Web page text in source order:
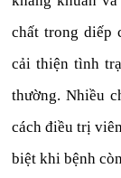
chất trong diếp
cải thiện tình
thường. Nhiều
cách điều trị
biệt khi bệnh